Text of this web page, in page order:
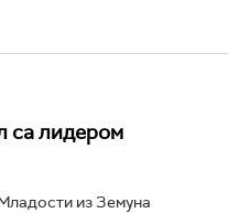
са лидером
из Земуна